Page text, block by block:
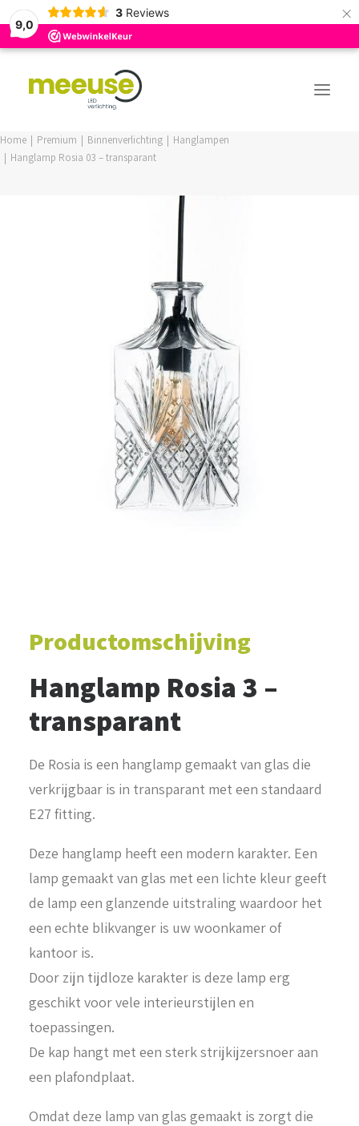
9,0
3 Reviews ×
LOGIN / REGISTER
WINKELWAGEN
Home Premium Binnenverlichting
Hanglampen
Hanglamp Rosia 03 – transparant
Productomschijving
Hanglamp Rosia 3 –
transparant
De Rosia is een hanglamp gemaakt van glas die
verkrijgbaar is in transparant met een standaard
E27 fitting.
Deze hanglamp heeft een modern karakter. Een
lamp gemaakt van glas met een lichte kleur geeft
de lamp een glanzende uitstraling waardoor het
een echte blikvanger is uw woonkamer of
kantoor is.
Door zijn tijdloze karakter is deze lamp erg
geschikt voor vele interieurstijlen en
toepassingen.
De kap hangt met een sterk strijkijzersnoer aan
een plafondplaat.
Omdat deze lamp van glas gemaakt is zorgt die